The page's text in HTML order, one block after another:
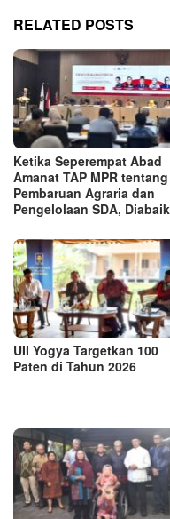
RELATED POSTS
Ketika Seperempat Abad
Amanat TAP MPR tentang
Pembaruan Agraria dan
Pengelolaan SDA,
UII Yogya Targetkan 100
Paten di Tahun 2026